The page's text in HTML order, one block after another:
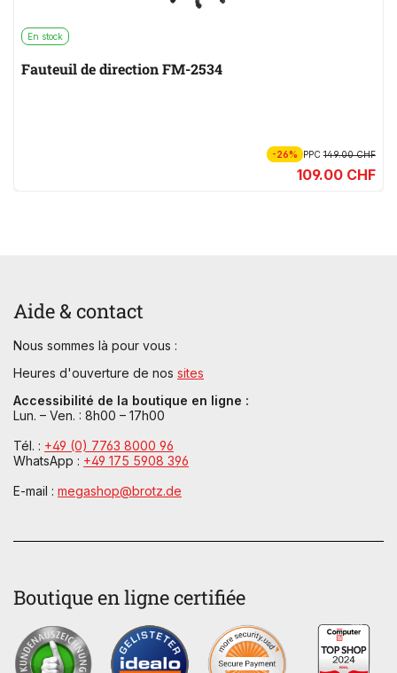
En stock
Fauteuil de direction FM-2534
-26% PPC149.00 CHF
109.00 CHF
Aide & contact
Nous sommes là pour vous :
Heures d'ouverture de nos sites
Accessibilité de la boutique en ligne :
Lun. – Ven. : 8h00 – 17h00
Tél. : +49 (0) 7763 8000 96
WhatsApp : +49 175 5908 396
E-mail : megashop@brotz.de
Boutique en ligne certifiée